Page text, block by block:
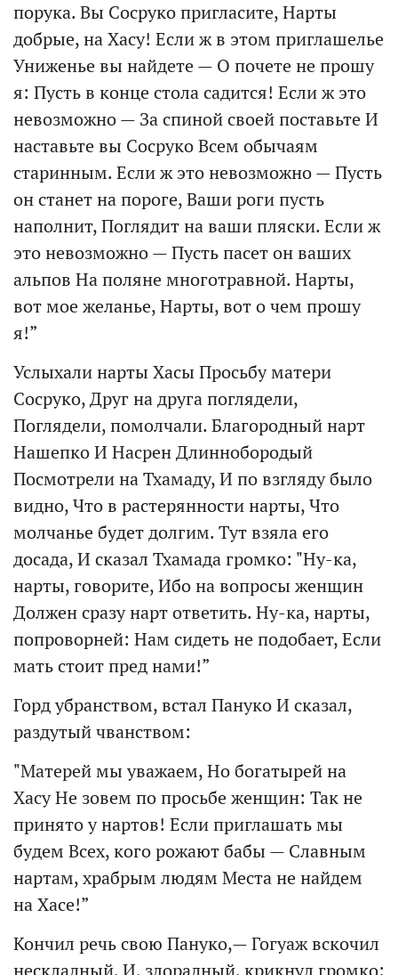
порука. Вы Сосруко пригласите, Нарты
добрые, на Хасу! Если ж в этом приглашелье
Униженье вы найдете — О почете не прошу
я: Пусть в конце стола садится! Если ж это
невозможно — За спиной своей поставьте И
наставьте вы Сосруко Всем обычаям
старинным. Если ж это невозможно — Пусть
он станет на пороге, Ваши роги пусть
наполнит, Поглядит на ваши пляски. Если ж
это невозможно — Пусть пасет он ваших
альпов На поляне многотравной. Нарты,
вот мое желанье, Нарты, вот о чем прошу
я!”
Услыхали нарты Хасы Просьбу матери
Сосруко, Друг на друга поглядели,
Поглядели, помолчали. Благородный нарт
Нашепко И Насрен Длиннобородый
Посмотрели на Тхамаду, И по взгляду было
видно, Что в растерянности нарты, Что
молчанье будет долгим. Тут взяла его
досада, И сказал Тхамада громко: "Ну-ка,
нарты, говорите, Ибо на вопросы женщин
Должен сразу нарт ответить. Ну-ка, нарты,
попроворней: Нам сидеть не подобает, Если
мать стоит пред нами!”
Горд убранством, встал Пануко И сказал,
раздутый чванством:
"Матерей мы уважаем, Но богатырей на
Хасу Не зовем по просьбе женщин: Так не
принято у нартов! Если приглашать мы
будем Всех, кого рожают бабы — Славным
нартам, храбрым людям Места не найдем
на Хасе!”
Кончил речь свою Пануко,— Гогуаж вскочил